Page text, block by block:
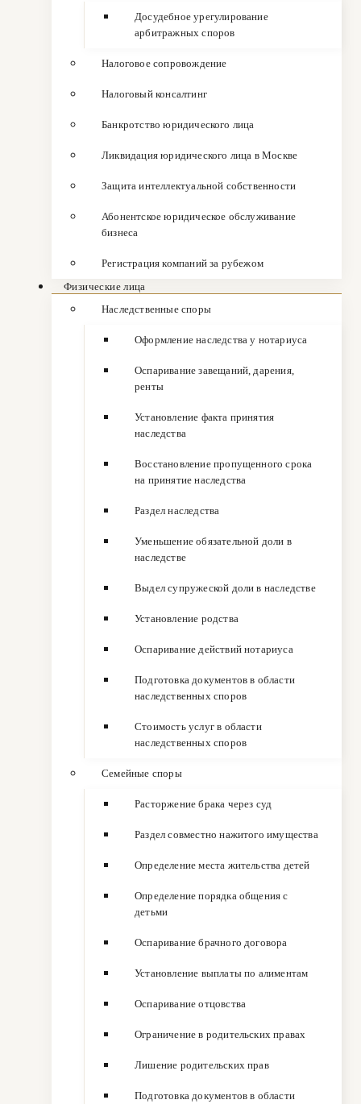
Досудебное урегулирование
арбитражных споров
Налоговое сопровождение
Налоговый консалтинг
Банкротство юридического лица
Ликвидация юридического лица в Москве
Защита интеллектуальной собственности
Абонентское юридическое обслуживание
бизнеса
Регистрация компаний за рубежом
Физические лица
Наследственные споры
Оформление наследства у нотариуса
Оспаривание завещаний, дарения,
ренты
Установление факта принятия
наследства
Восстановление пропущенного срока
на принятие наследства
Раздел наследства
Уменьшение обязательной доли в
наследстве
Выдел супружеской доли в наследстве
Установление родства
Оспаривание действий нотариуса
Подготовка документов в области
наследственных споров
Стоимость услуг в области
наследственных споров
Семейные споры
Расторжение брака через суд
Раздел совместно нажитого имущества
Определение места жительства детей
Определение порядка общения с
детьми
Оспаривание брачного договора
Установление выплаты по алиментам
Оспаривание отцовства
Ограничение в родительских правах
Лишение родительских прав
Подготовка документов в области